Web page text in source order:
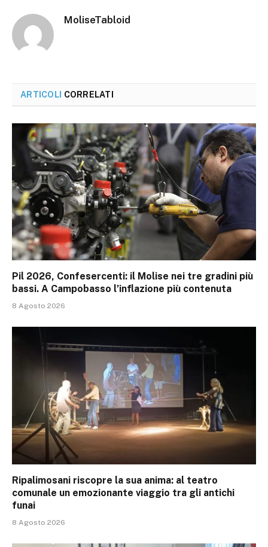
MoliseTabloid
ARTICOLI CORRELATI
Pil 2026, Confesercenti: il Molise nei tre gradini più
bassi. A Campobasso l’inflazione più contenuta
8 Agosto 2026
Ripalimosani riscopre la sua anima: al teatro
comunale un emozionante viaggio tra gli antichi
funai
8 Agosto 2026